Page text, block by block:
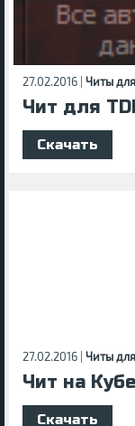
27.02.2016 | Читы
Чит для
Скачать
27.02.2016 | Читы
Чит на
Скачать